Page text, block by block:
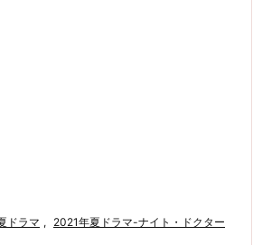
ドラマ , 2021年夏ドラマ-ナイト・ドクター